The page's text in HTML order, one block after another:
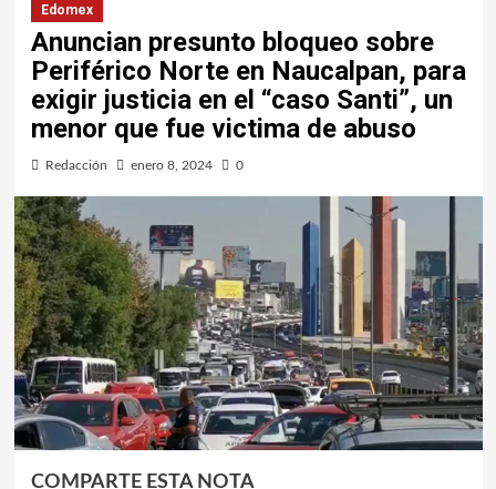
Edomex
Anuncian presunto bloqueo sobre
Periférico Norte en Naucalpan, para
exigir justicia en el “caso Santi”, un
menor que fue victima de abuso
Redacción enero 8, 2024 0
COMPARTE ESTA NOTA